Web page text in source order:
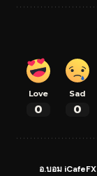
Love
0
Sad
0
อ.บอม iCafeFX